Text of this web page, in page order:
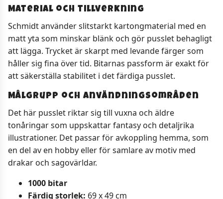
Material och tillverkning
Schmidt använder slitstarkt kartongmaterial med en
matt yta som minskar blänk och gör pusslet behagligt
att lägga. Trycket är skarpt med levande färger som
håller sig fina över tid. Bitarnas passform är exakt för
att säkerställa stabilitet i det färdiga pusslet.
Målgrupp och användningsområden
Det här pusslet riktar sig till vuxna och äldre
tonåringar som uppskattar fantasy och detaljrika
illustrationer. Det passar för avkoppling hemma, som
en del av en hobby eller för samlare av motiv med
drakar och sagovärldar.
1000 bitar
Färdig storlek: 69 x 49 cm